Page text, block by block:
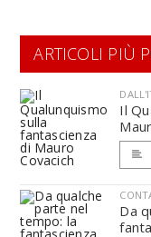
ARTICOLI PIÙ
Il
Da